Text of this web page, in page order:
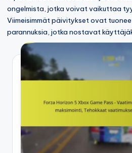
ongelmista, jotka voivat vaikuttaa
Viimeisimmät päivitykset ovat
parannuksia, jotka nostavat